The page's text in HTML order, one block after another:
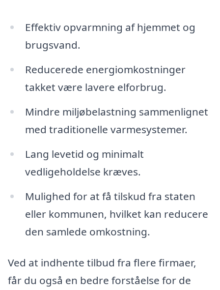
Effektiv opvarmning af hjemmet og
brugsvand.
Reducerede energiomkostninger
takket være lavere elforbrug.
Mindre miljøbelastning sammenlignet
med traditionelle varmesystemer.
Lang levetid og minimalt
vedligeholdelse kræves.
Mulighed for at få tilskud fra staten
eller kommunen, hvilket kan reducere
den samlede omkostning.
Ved at indhente tilbud fra flere firmaer,
får du også en bedre forståelse for de